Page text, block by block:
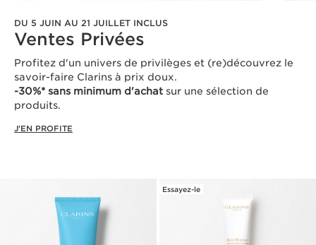
DU 5 JUIN AU 21 JUILLET INCLUS
Ventes Privées
Profitez d'un univers de privilèges et (re)découvrez le
savoir-faire Clarins à prix doux.
-30%* sans minimum d'achat sur une sélection de
produits.
J'EN PROFITE
Essayez-le